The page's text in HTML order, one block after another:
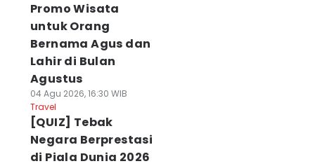
Promo Wisata
untuk Orang
Bernama Agus dan
Lahir di Bulan
Agustus
04 Agu 2026, 16:30 WIB
Travel
[QUIZ] Tebak
Negara Berprestasi
di Piala Dunia 2026